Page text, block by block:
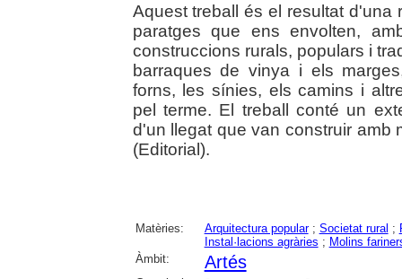
Aquest treball és el resultat d'una
paratges que ens envolten,
construccions rurals, populars i
barraques de vinya i els
forns, les sínies, els camins i
pel terme. El treball conté un
d'un llegat que van construir amb
(Editorial).
Matèries: Arquitectura popular; Societat rural ;
Instal·lacions agràries ; Molins
Àmbit:
Artés